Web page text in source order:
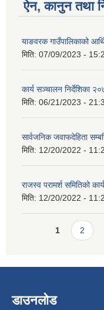
ऐन, कानुन तथा
याङवरक गाउँपालिकाको
मिति: 07/09/2023 -
कार्य सञ्चालन निर्देशिका
मिति: 06/21/2023 -
सार्वजनिक जवाफदेहिता
मिति: 12/20/2022 -
राजस्व परामर्श समितिको
मिति: 12/20/2022 -
Pages
1 2
डाउनलोड